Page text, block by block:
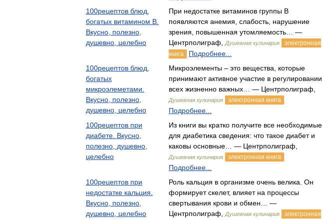
100рецептов блюд,
богатых витамином В.
Вкусно, полезно,
душевно, целебно
При недостатке витаминов группы В
появляются анемия, слабость, нарушение
зрения, повышенная утомляемость… —
Центрполиграф,
Душевная кулинария
электронная
книга
Подробнее...
100рецептов блюд,
богатых
микроэлеметами.
Вкусно, полезно,
душевно, целебно
Микроэлементы – это вещества, которые
принимают активное участие в регулировании
всех жизненно важных… — Центрполиграф,
Душевная кулинария электронная книга
Подробнее...
100рецептов при
диабете. Вкусно,
полезно, душевно,
целебно
Из книги вы кратко получите все необходимые
для диабетика сведения: что такое диабет и
каковы основные… — Центрполиграф,
Душевная кулинария электронная книга
Подробнее...
100рецептов при
недостатке кальция.
Вкусно, полезно,
душевно, целебно
Роль кальция в организме очень велика. Он
формирует скелет, влияет на процессы
свертывания крови и обмен… —
Центрполиграф,
Душевная кулинария
электронная